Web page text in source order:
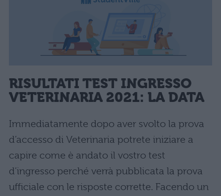
RISULTATI TEST INGRESSO
VETERINARIA 2021: LA DATA
Immediatamente dopo aver svolto la prova
d’accesso di Veterinaria potrete iniziare a
capire come è andato il vostro test
d’ingresso perché verrà pubblicata la prova
ufficiale con le risposte corrette. Facendo un